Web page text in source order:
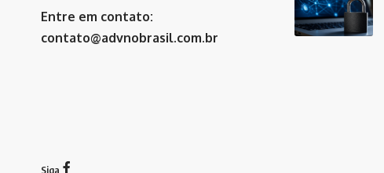
Entre em contato:
contato@advnobrasil.com.br
Siga